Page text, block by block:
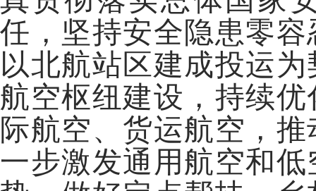
任，坚持安全隐患零
以北航站区建成投运
航空枢纽建设，持续
际航空、货运航空，
一步激发通用航空和